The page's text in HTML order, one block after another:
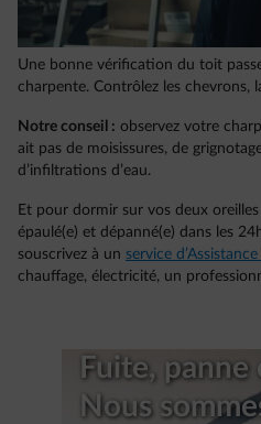
Une bonne vérification du toit
charpente. Contrôlez les chevrons,
Notre conseil : observez votre
ait pas de moisissures, de
d’infiltrations d’eau.
Et pour dormir sur vos deux
épaulé(e) et dépanné(e) dans les
souscrivez à un service
chauffage, électricité, un
Fuite, panne
Nous